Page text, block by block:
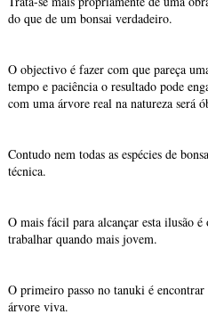
do que de um bonsai verdadeiro.
O objectivo é fazer com que pareça
tempo e paciência o resultado pode
com uma árvore real na natureza será
Contudo nem todas as espécies de
técnica.
O mais fácil para alcançar esta ilusão
trabalhar quando mais jovem.
O primeiro passo no tanuki é
árvore viva.